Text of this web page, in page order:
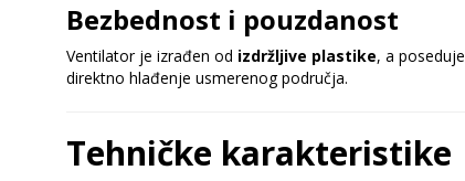
Bezbednost i pouzdanost
Ventilator je izrađen od izdržljive plastike, a poseduje
direktno hlađenje usmerenog područja.
Tehničke karakteristike